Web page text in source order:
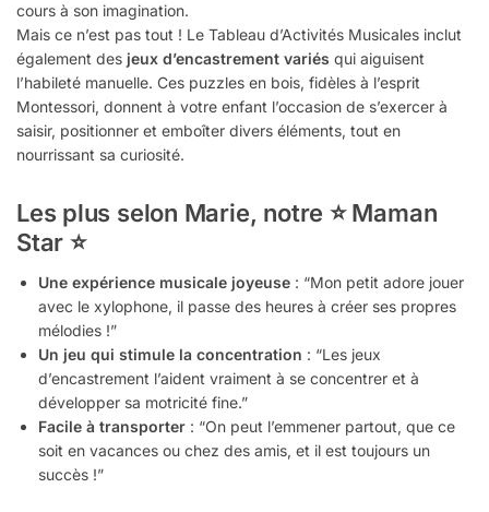
cours à son imagination.
Mais ce n’est pas tout ! Le Tableau d’Activités Musicales inclut
également des jeux d’encastrement variés qui aiguisent
l’habileté manuelle. Ces puzzles en bois, fidèles à l’esprit
Montessori, donnent à votre enfant l’occasion de s’exercer à
saisir, positionner et emboîter divers éléments, tout en
nourrissant sa curiosité.
Les plus selon Marie, notre ⭐ Maman
Star ⭐
Une expérience musicale joyeuse : “Mon petit adore jouer
avec le xylophone, il passe des heures à créer ses propres
mélodies !”
Un jeu qui stimule la concentration : “Les jeux
d’encastrement l’aident vraiment à se concentrer et à
développer sa motricité fine.”
Facile à transporter : “On peut l’emmener partout, que ce
soit en vacances ou chez des amis, et il est toujours un
succès !”